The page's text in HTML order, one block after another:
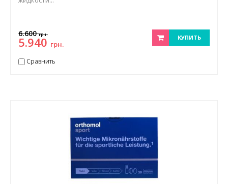
6.600грн.
5.940 грн.
КУПИТЬ
Сравнить